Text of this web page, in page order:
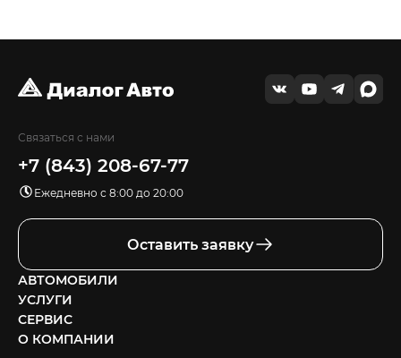
Связаться с нами
+7 (843) 208-67-77
Ежедневно с 8:00 до 20:00
Оставить заявку
АВТОМОБИЛИ
УСЛУГИ
СЕРВИС
О КОМПАНИИ